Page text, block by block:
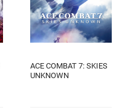
ACE COMBAT 7: SKIES
UNKNOWN